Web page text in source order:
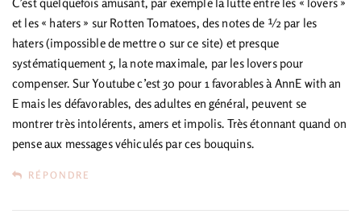
et les « haters » sur Rotten Tomatoes, des notes de ½ par les
haters (impossible de mettre 0 sur ce site) et presque
systématiquement 5, la note maximale, par les lovers pour
compenser. Sur Youtube c’est 30 pour 1 favorables à AnnE with an
E mais les défavorables, des adultes en général, peuvent se
montrer très intolérents, amers et impolis. Très étonnant quand on
pense aux messages véhiculés par ces bouquins.
RÉPONDRE